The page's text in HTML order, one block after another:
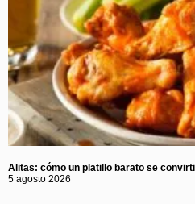
Alitas: cómo un platillo barato se
5 agosto 2026